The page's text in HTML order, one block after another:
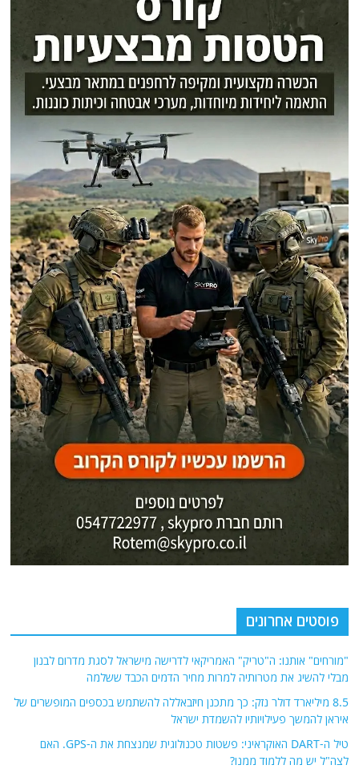
פוסטים אחרונים
"מורחים" אותנו: ה"טריק" האמריקאי לדרישה מישראל לסגת מדרום לבנון
מבלי להשיג את מטרותיה למרות מחיר הדמים הכבד ששלמה
8.5 מיליארד דולר נזק: כך מתכנן חיזבאללה להשתמש בכספים המופשרים של
איראן להמשך פעילויותיו להשמדת ישראל
טיל ה-DART האוקראיני: פשטות טכנולוגית שמנצחת את ה-GPS. האם
לצה"ל יש מה ללמוד ממנו?